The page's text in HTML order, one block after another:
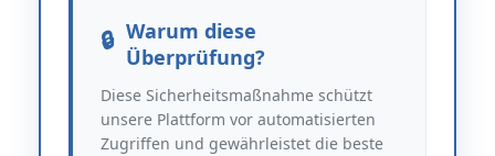
Warum diese
Überprüfung?
Diese Sicherheitsmaßnahme schützt
unsere Plattform vor automatisierten
Zugriffen und gewährleistet die beste